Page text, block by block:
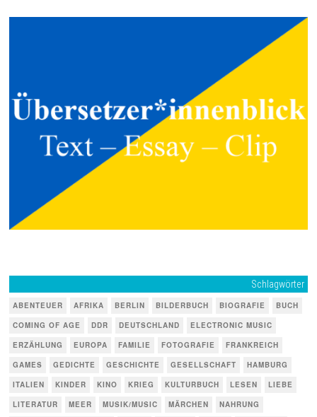
Schlagwörter
ABENTEUER AFRIKA BERLIN BILDERBUCH BIOGRAFIE
BUCH
COMING OF AGE
DDR DEUTSCHLAND
ELECTRONIC MUSIC
ERZÄHLUNG
EUROPA FAMILIE FOTOGRAFIE
FRANKREICH
GAMES
GEDICHTE GESCHICHTE GESELLSCHAFT
HAMBURG
ITALIEN
KINDER KINO KRIEG KULTURBUCH LESEN
LIEBE
LITERATUR
MEER MUSIK/MUSIC MÄRCHEN
NAHRUNG